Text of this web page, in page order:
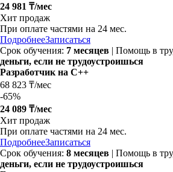
24 981 ₸/мес
Хит продаж
При оплате частями на 24 мес.
ПодробнееЗаписаться
Срок обучения: 7 месяцев | Помощь в
деньги, если не трудоустроишься
Разработчик на C++
68 823 ₸/мес
-65%
24 089 ₸/мес
Хит продаж
При оплате частями на 24 мес.
ПодробнееЗаписаться
Срок обучения: 8 месяцев | Помощь в
деньги, если не трудоустроишься